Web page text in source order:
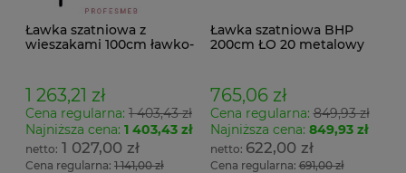
Ławka szatniowa z
wieszakami 100cm ławko-
1 263,21 zł
Cena regularna: 1 403,43 zł
Najniższa cena: 1 403,43 zł
1 027,00 zł
Cena regularna: 1 141,00 zł
Ławka szatniowa BHP
200cm ŁO 20 metalowy
765,06 zł
Cena regularna:849,93 zł
Najniższa cena: 849,93 zł
622,00 zł
Cena regularna:691,00 zł